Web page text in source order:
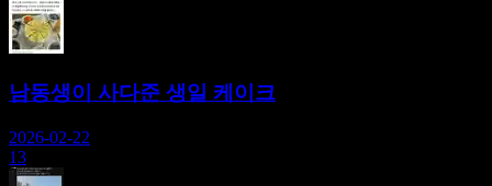
남동생이 사다준 생일 케이크
2026-02-22
13